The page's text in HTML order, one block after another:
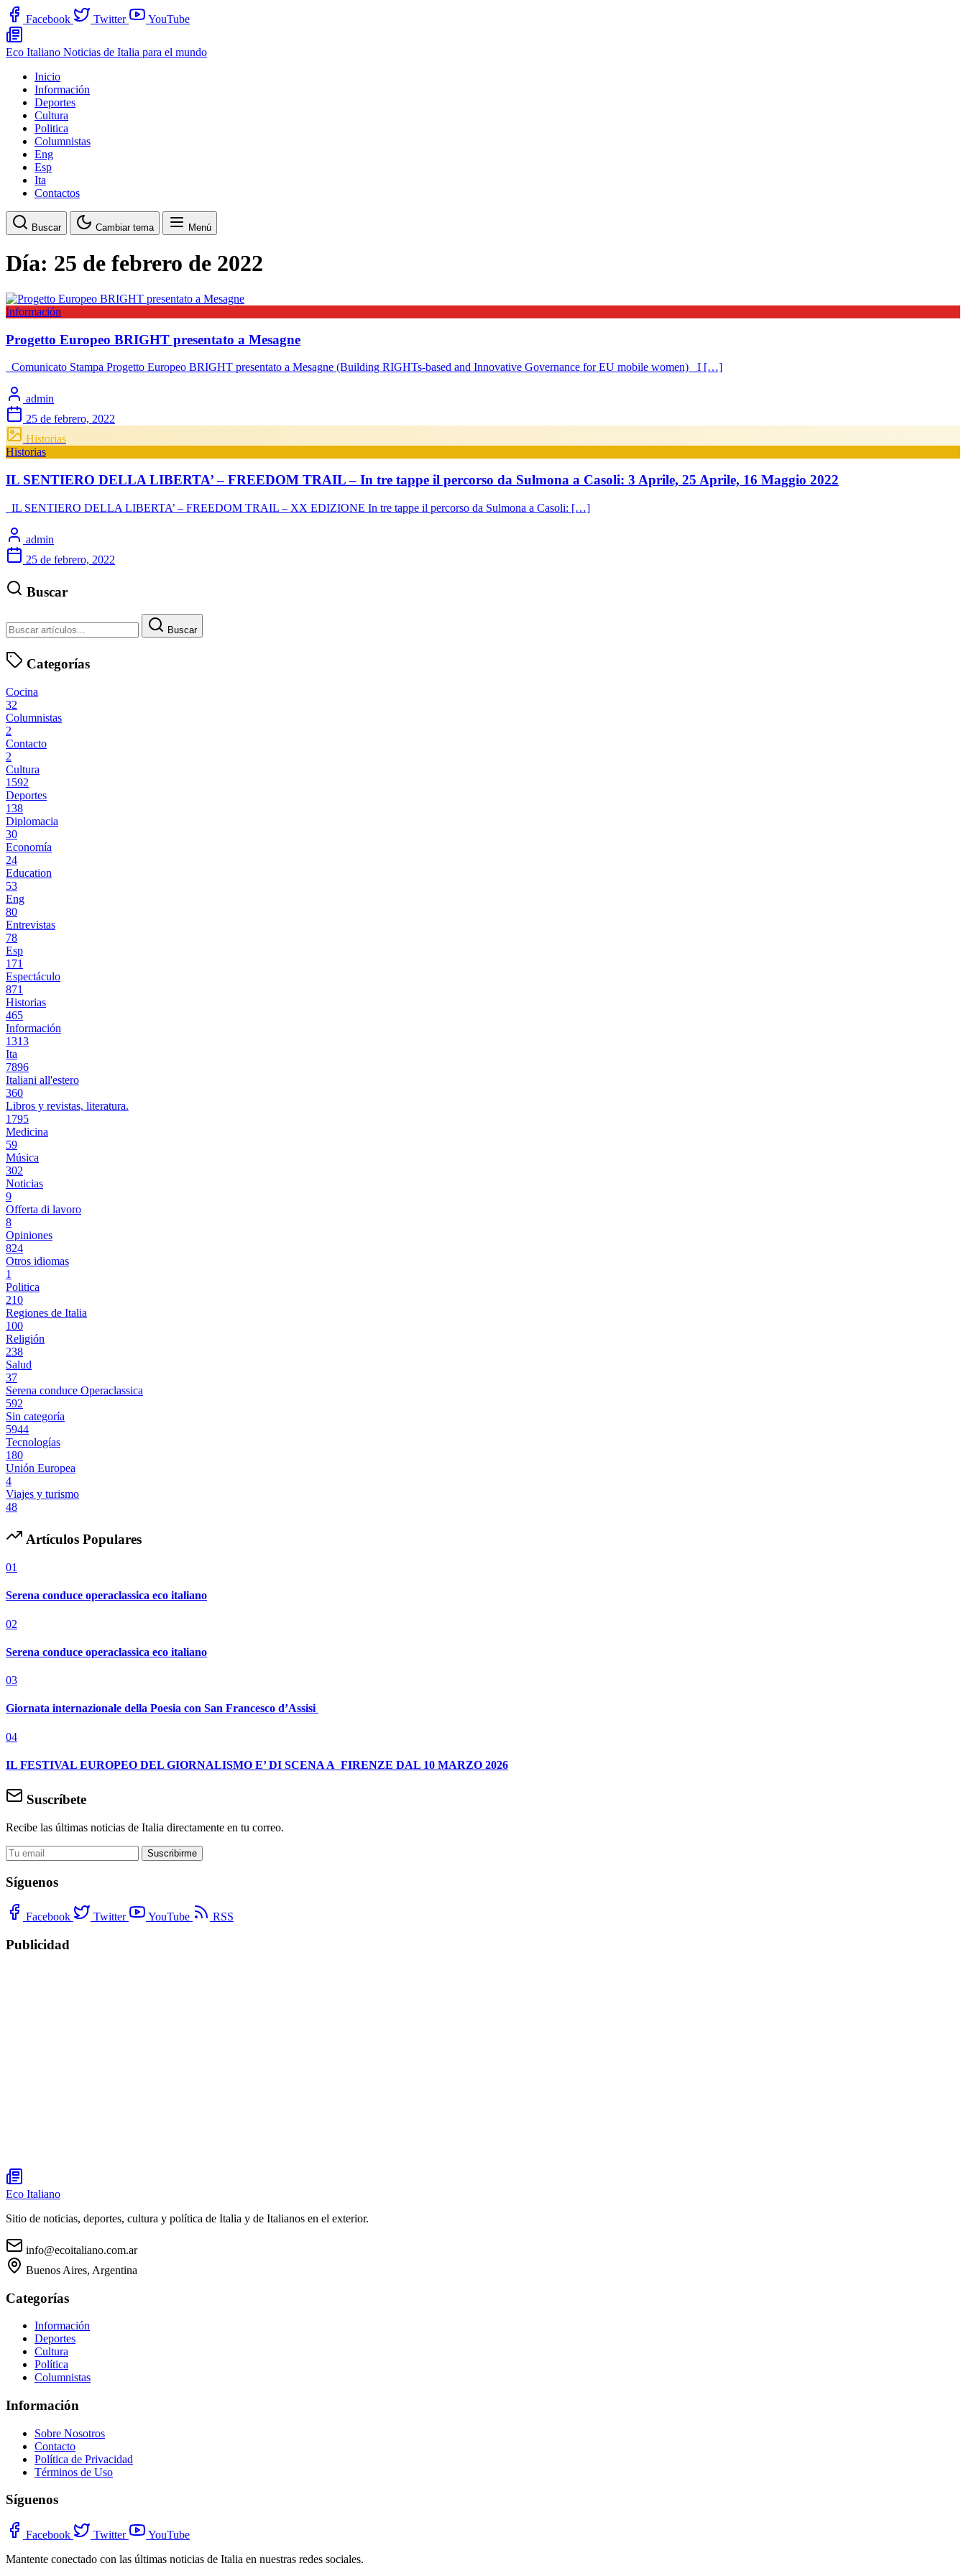
Facebook Twitter YouTube
Eco Italiano Noticias de Italia para el mundo
Inicio
Información
Deportes
Cultura
Politica
Columnistas
Eng
Esp
Ita
Contactos
Buscar Cambiar tema Menú
Día: 25 de febrero de 2022
Información
Progetto Europeo BRIGHT presentato a Mesagne
Comunicato Stampa Progetto Europeo BRIGHT presentato a Mesagne (Building RIGHTs-based and Innovative Governance for EU mobile women) I […]
admin
25 de febrero, 2022
Historias
Historias
IL SENTIERO DELLA LIBERTA’ – FREEDOM TRAIL – In tre tappe il percorso da Sulmona a Casoli: 3 Aprile, 25 Aprile, 16 Maggio 2022
IL SENTIERO DELLA LIBERTA’ – FREEDOM TRAIL – XX EDIZIONE In tre tappe il percorso da Sulmona a Casoli: […]
admin
25 de febrero, 2022
Buscar
Buscar
Categorías
Cocina
32
Columnistas
2
Contacto
2
Cultura
1592
Deportes
138
Diplomacia
30
Economía
24
Education
53
Eng
80
Entrevistas
78
Esp
171
Espectáculo
871
Historias
465
Información
1313
Ita
7896
Italiani all'estero
360
Libros y revistas, literatura.
1795
Medicina
59
Música
302
Noticias
9
Offerta di lavoro
8
Opiniones
824
Otros idiomas
1
Politica
210
Regiones de Italia
100
Religión
238
Salud
37
Serena conduce Operaclassica
592
Sin categoría
5944
Tecnologías
180
Unión Europea
4
Viajes y turismo
48
Artículos Populares
01
Serena conduce operaclassica eco italiano
02
Serena conduce operaclassica eco italiano
03
Giornata internazionale della Poesia con San Francesco d’Assisi
04
IL FESTIVAL EUROPEO DEL GIORNALISMO E’ DI SCENA A FIRENZE DAL 10 MARZO 2026
Suscríbete
Recibe las últimas noticias de Italia directamente en tu correo.
Suscribirme
Síguenos
Facebook Twitter YouTube RSS
Publicidad
Eco Italiano
Sitio de noticias, deportes, cultura y política de Italia y de Italianos en el exterior.
info@ecoitaliano.com.ar
Buenos Aires, Argentina
Categorías
Información
Deportes
Cultura
Política
Columnistas
Información
Sobre Nosotros
Contacto
Política de Privacidad
Términos de Uso
Síguenos
Facebook Twitter
YouTube
Mantente conectado con las últimas noticias de Italia en nuestras redes sociales.